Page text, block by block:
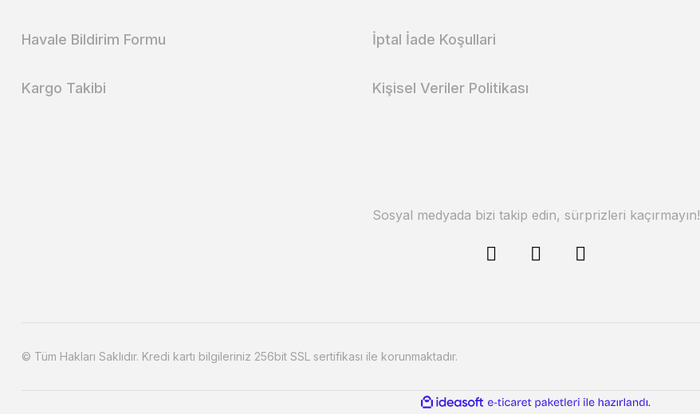
Havale Bildirim Formu
Kargo Takibi
İptal İade Koşullari
Kişisel Veriler Politikası
Sosyal medyada bizi takip edin, sürprizleri kaçırmayın!
© Tüm Hakları Saklıdır. Kredi kartı bilgileriniz 256bit SSL sertifikası ile korunmaktadır.
ideasoft
e-